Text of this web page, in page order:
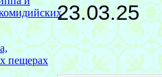
23.03.25